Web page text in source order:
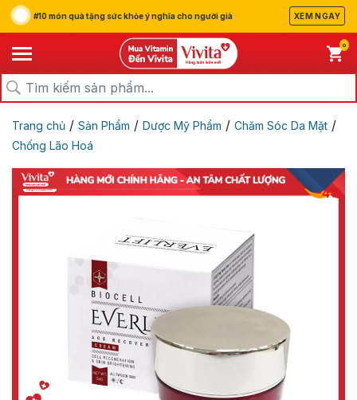
#10 món quà tặng sức khỏe ý nghĩa cho người già XEM NGAY
0
Trang chủ / Sản Phẩm / Dược Mỹ Phẩm / Chăm Sóc Da Mặt /
Chống Lão Hoá
-4%